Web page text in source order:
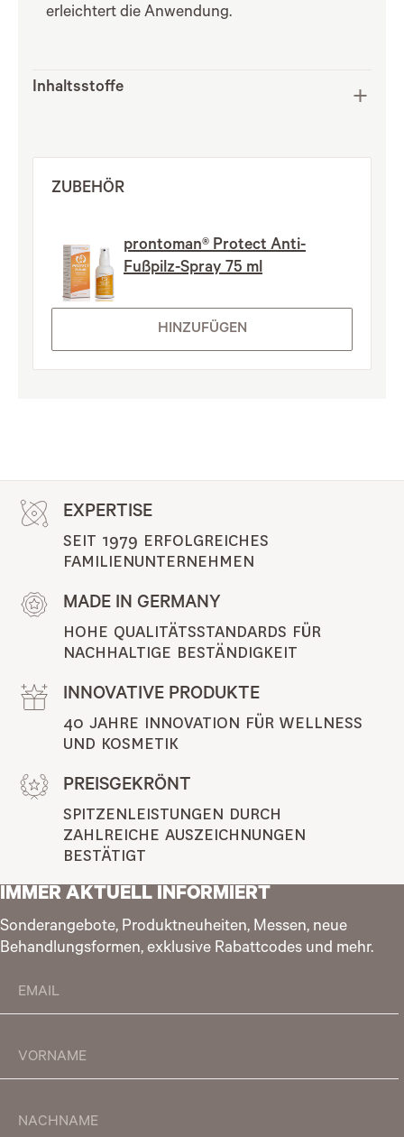
erleichtert die Anwendung.
Inhaltsstoffe
ZUBEHÖR
prontoman® Protect Anti-
Fußpilz-Spray 75 ml
HINZUFÜGEN
EXPERTISE
SEIT 1979 ERFOLGREICHES
FAMILIENUNTERNEHMEN
MADE IN GERMANY
HOHE QUALITÄTSSTANDARDS FÜR
NACHHALTIGE BESTÄNDIGKEIT
INNOVATIVE PRODUKTE
40 JAHRE INNOVATION FÜR WELLNESS
UND KOSMETIK
PREISGEKRÖNT
SPITZENLEISTUNGEN DURCH
ZAHLREICHE AUSZEICHNUNGEN
BESTÄTIGT
IMMER AKTUELL INFORMIERT
Sonderangebote, Produktneuheiten, Messen, neue
Behandlungsformen, exklusive Rabattcodes und mehr.